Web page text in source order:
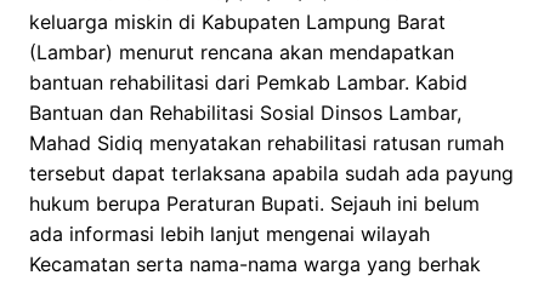
keluarga miskin di Kabupaten Lampung Barat
(Lambar) menurut rencana akan mendapatkan
bantuan rehabilitasi dari Pemkab Lambar. Kabid
Bantuan dan Rehabilitasi Sosial Dinsos Lambar,
Mahad Sidiq menyatakan rehabilitasi ratusan rumah
tersebut dapat terlaksana apabila sudah ada payung
hukum berupa Peraturan Bupati. Sejauh ini belum
ada informasi lebih lanjut mengenai wilayah
Kecamatan serta nama-nama warga yang berhak